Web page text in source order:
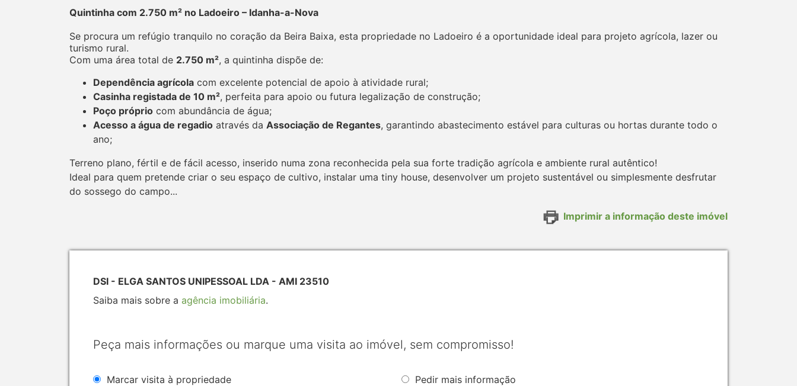
Quintinha com 2.750 m² no Ladoeiro – Idanha-a-Nova
Se procura um refúgio tranquilo no coração da Beira Baixa, esta propriedade no Ladoeiro é a oportunidade ideal para projeto agrícola, lazer ou
turismo rural.
Com uma área total de 2.750 m², a quintinha dispõe de:
Dependência agrícola com excelente potencial de apoio à atividade rural;
Casinha registada de 10 m², perfeita para apoio ou futura legalização de construção;
Poço próprio com abundância de água;
Acesso a água de regadio através da Associação de Regantes, garantindo abastecimento estável para culturas ou hortas durante todo o
ano;
Terreno plano, fértil e de fácil acesso, inserido numa zona reconhecida pela sua forte tradição agrícola e ambiente rural autêntico!
Ideal para quem pretende criar o seu espaço de cultivo, instalar uma tiny house, desenvolver um projeto sustentável ou simplesmente desfrutar
do sossego do campo...
Imprimir a informação deste imóvel
DSI - ELGA SANTOS UNIPESSOAL LDA - AMI 23510
Saiba mais sobre a agência imobiliária.
Peça mais informações ou marque uma visita ao imóvel, sem compromisso!
Marcar visita à propriedade
Pedir mais informação